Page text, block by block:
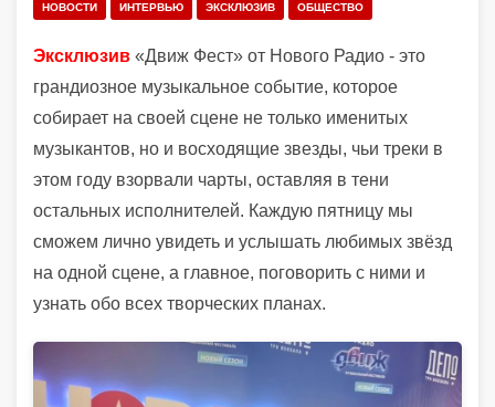
НОВОСТИ ИНТЕРВЬЮ ЭКСКЛЮЗИВ ОБЩЕСТВО
Эксклюзив «Движ Фест» от Нового Радио - это
грандиозное музыкальное событие, которое
собирает на своей сцене не только именитых
музыкантов, но и восходящие звезды, чьи треки в
этом году взорвали чарты, оставляя в тени
остальных исполнителей. Каждую пятницу мы
сможем лично увидеть и услышать любимых звёзд
на одной сцене, а главное, поговорить с ними и
узнать обо всех творческих планах.